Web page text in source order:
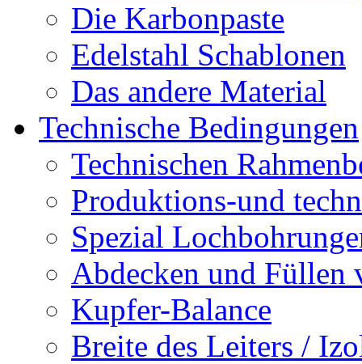
Die Karbonpaste
Edelstahl Schablonen
Das andere Material
Technische Bedingungen
Technischen
Produktions-und
Spezial
Abdecken und Füllen
Kupfer-Balance
Breite des Leiters /